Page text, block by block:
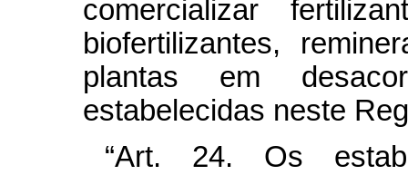
comercializar
biofertilizantes,
plantas em
estabelecidas neste
“Art. 24. Os